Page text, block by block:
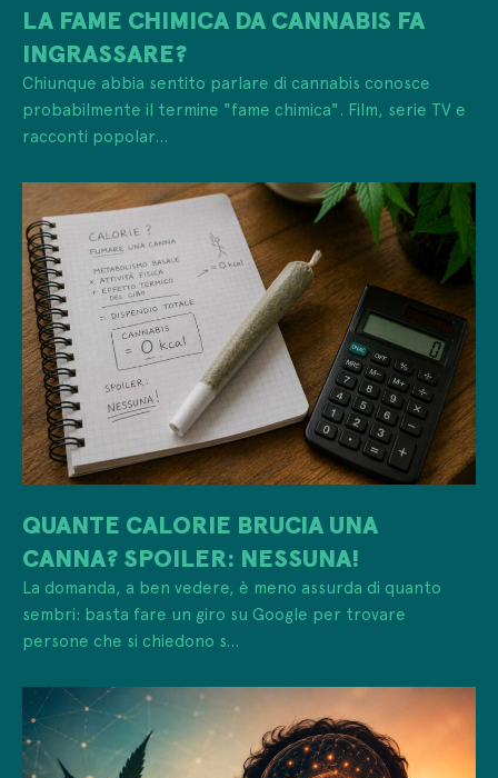
LA FAME CHIMICA DA CANNABIS FA
INGRASSARE?
Chiunque abbia sentito parlare di cannabis conosce
probabilmente il termine "fame chimica". Film, serie TV e
racconti popolar...
QUANTE CALORIE BRUCIA UNA
CANNA? SPOILER: NESSUNA!
La domanda, a ben vedere, è meno assurda di quanto
sembri: basta fare un giro su Google per trovare
persone che si chiedono s...